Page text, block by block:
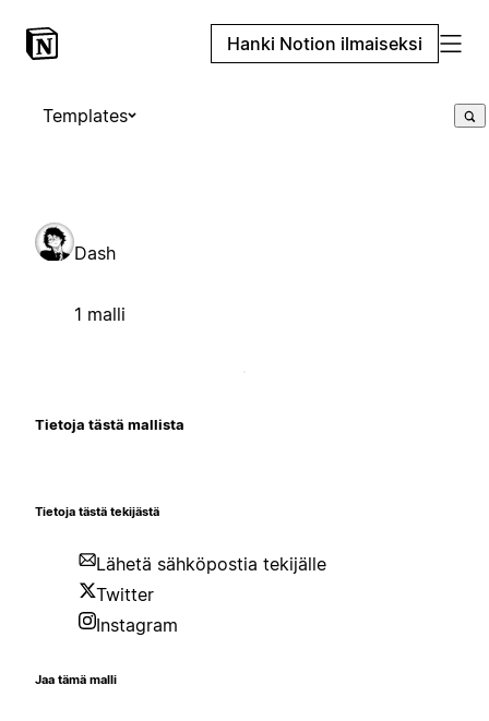
Hanki Notion ilmaiseksi
Templates
Dash
1 malli
Tietoja tästä mallista
Tietoja tästä tekijästä
Lähetä sähköpostia tekijälle
Twitter
Instagram
Jaa tämä malli